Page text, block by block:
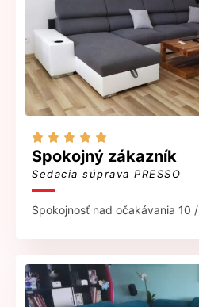
    
Spokojný zákazník
Sedacia súprava PRESSO
Spokojnosť nad očakávania 10